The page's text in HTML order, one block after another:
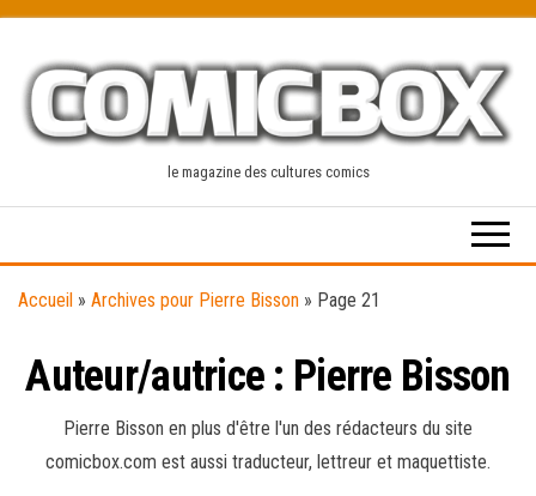
content
le magazine des cultures comics
Accueil » Archives pour Pierre Bisson » Page 21
Auteur/autrice : Pierre Bisson
Pierre Bisson en plus d'être l'un des rédacteurs du site
comicbox.com est aussi traducteur, lettreur et maquettiste.